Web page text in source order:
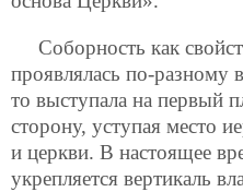
Соборность как
проявлялась по-разному
то выступала на первый
сторону, уступая место
и церкви. В настоящее
укрепляется вертикаль